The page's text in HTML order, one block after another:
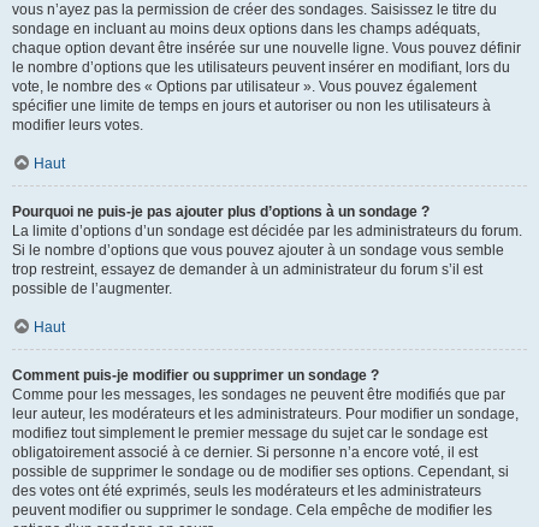
vous n’ayez pas la permission de créer des sondages. Saisissez le titre du
sondage en incluant au moins deux options dans les champs adéquats,
chaque option devant être insérée sur une nouvelle ligne. Vous pouvez définir
le nombre d’options que les utilisateurs peuvent insérer en modifiant, lors du
vote, le nombre des « Options par utilisateur ». Vous pouvez également
spécifier une limite de temps en jours et autoriser ou non les utilisateurs à
modifier leurs votes.
Haut
Pourquoi ne puis-je pas ajouter plus d’options à un sondage ?
La limite d’options d’un sondage est décidée par les administrateurs du forum.
Si le nombre d’options que vous pouvez ajouter à un sondage vous semble
trop restreint, essayez de demander à un administrateur du forum s’il est
possible de l’augmenter.
Haut
Comment puis-je modifier ou supprimer un sondage ?
Comme pour les messages, les sondages ne peuvent être modifiés que par
leur auteur, les modérateurs et les administrateurs. Pour modifier un sondage,
modifiez tout simplement le premier message du sujet car le sondage est
obligatoirement associé à ce dernier. Si personne n’a encore voté, il est
possible de supprimer le sondage ou de modifier ses options. Cependant, si
des votes ont été exprimés, seuls les modérateurs et les administrateurs
peuvent modifier ou supprimer le sondage. Cela empêche de modifier les